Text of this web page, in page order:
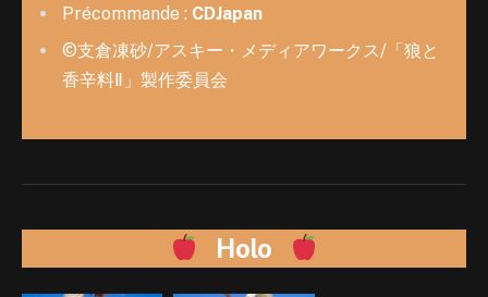
Précommande : CDJapan
©支倉凍砂/アスキー・メディアワークス/「狼と
香辛料Ⅱ」製作委員会
Holo